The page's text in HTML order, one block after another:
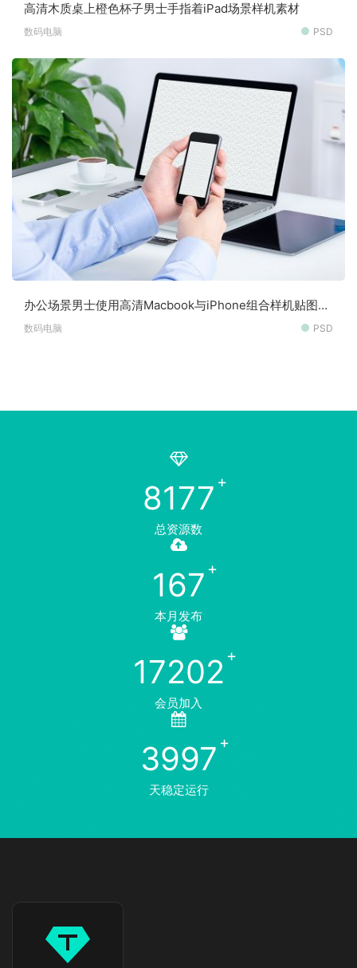
高清木质桌上橙色杯子男士手指着iPad场景样机素材
数码电脑 PSD
办公场景男士使用高清Macbook与iPhone组合样机贴图素
材
数码电脑 PSD
8177
总资源数
167
本月发布
17202
会员加入
3997
天稳定运行